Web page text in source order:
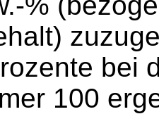
bei
100